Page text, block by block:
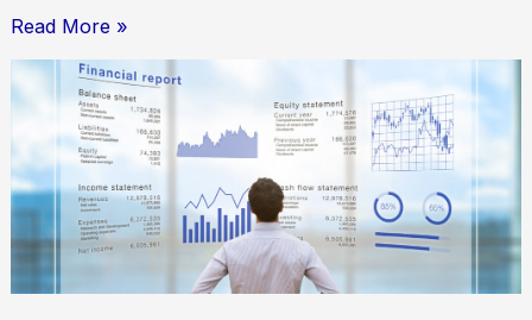
Read More »
فوائد
الذكاء
الاصطناعي
في
منصة
المحاسبة